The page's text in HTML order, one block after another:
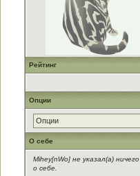
Рейтинг
Опции
Опции
О себе
Mihey[nWo] не указал(а) ничего
о себе.